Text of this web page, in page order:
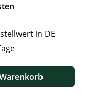
in DE
ein oder benutze